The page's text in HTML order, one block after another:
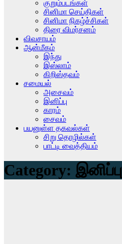
குறும்படங்கள்
சினிமா செய்திகள்
சினிமா நிகழ்ச்சிகள்
திரை விமர்சனம்
விவசாயம்
ஆன்மீகம்
இந்து
இஸ்லாம்
கிறிஸ்தவம்
சமையல்
அசைவம்
இனிப்பு
காரம்
சைவம்
பயனுள்ள தகவல்கள்
சிறு தொழில்கள்
பாட்டி வைத்தியம்
Category: இனிப்பு